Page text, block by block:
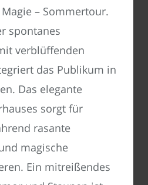
– Sommertour.
spontanes
verblüffenden
das Publikum in
Das elegante
sorgt für
rasante
magische
Ein mitreißendes